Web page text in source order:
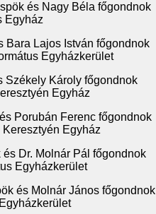
és Nagy Béla főgondnok
Egyház
Bara Lajos István főgondnok
Egyházkerület
Székely Károly főgondnok
Egyház
Porubán Ferenc főgondnok
Egyház
Dr. Molnár Pál főgondnok
Egyházkerület
és Molnár János főgondnok